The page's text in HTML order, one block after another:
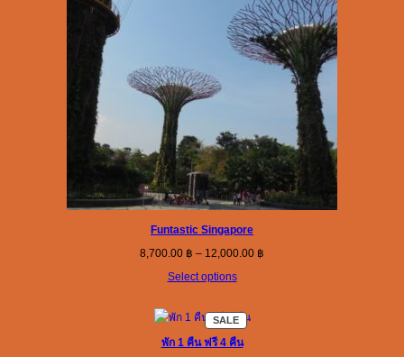
Funtastic Singapore
8,700.00 ฿ – 12,000.00 ฿
Select options
SALEPRODUCT
ON
SALE
พัก 1 คืน ฟรี 4 คืน